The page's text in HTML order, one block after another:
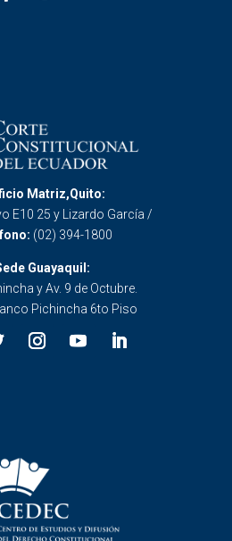
Matriz,Quito:
E10 25 y Lizardo García /
(02) 394-1800
Guayaquil:
y Av. 9 de Octubre.
Pichincha 6to Piso